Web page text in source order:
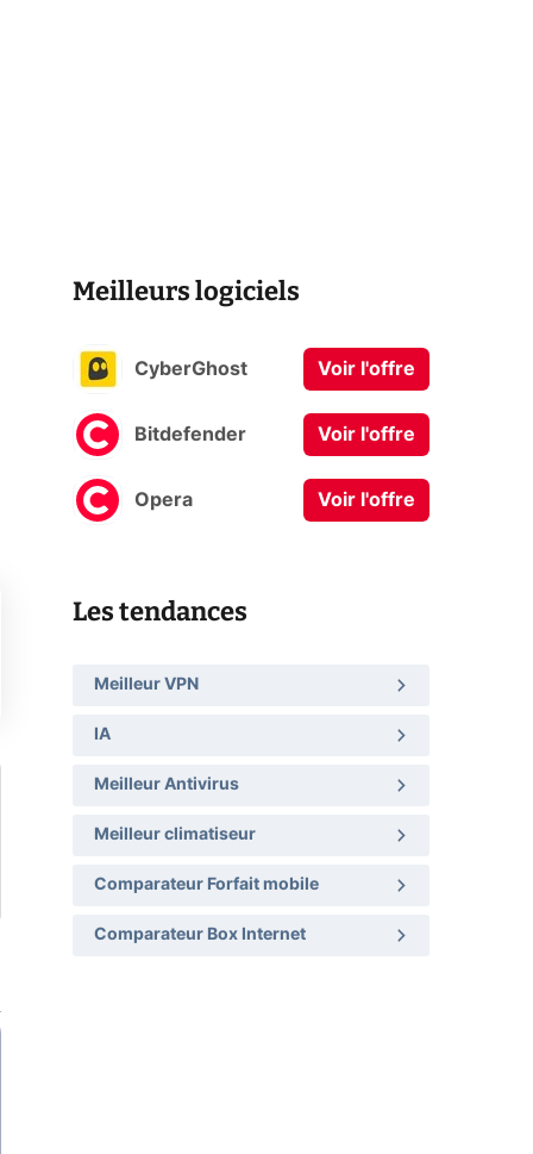
Meilleurs logiciels
CyberGhost Voir l'offre
Bitdefender Voir l'offre
Opera Voir l'offre
Les tendances
Meilleur VPN
IA
Meilleur Antivirus
Meilleur climatiseur
Comparateur Forfait mobile
Comparateur Box Internet